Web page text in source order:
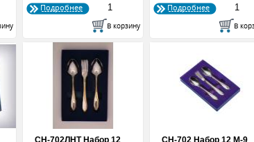
Подробнее Подробнее
СН-702ЛНТ Набор 12
СН-702 Набор 12 М-9